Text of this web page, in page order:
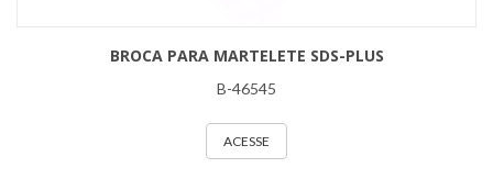
BROCA PARA MARTELETE SDS-PLUS
B-46545
ACESSE